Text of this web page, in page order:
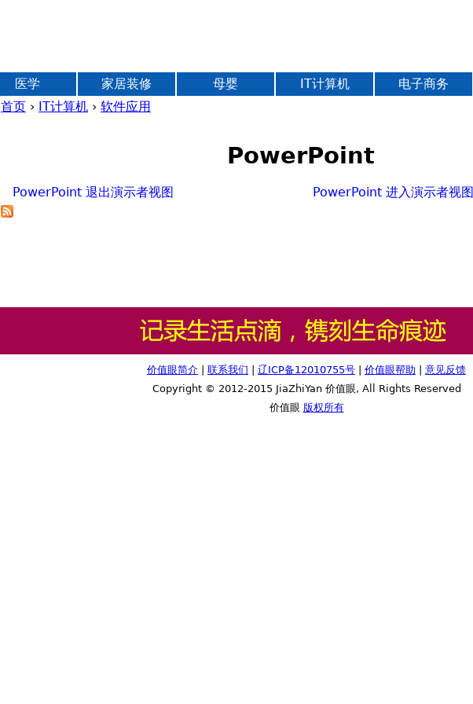
这
首页 › IT计算机 › 软件应用
PowerPoint
PowerPoint 退出演示者视图 PowerPoint 进入演示者视图
医学 家居装修 母婴 IT计算机 电子商务
价值眼简介 联系我们 辽ICP备12010755号 价值眼帮助
意见反馈
Copyright © 2012-2015 JiaZhiYan 价值眼, All Rights Reserved
价值眼 版权所有